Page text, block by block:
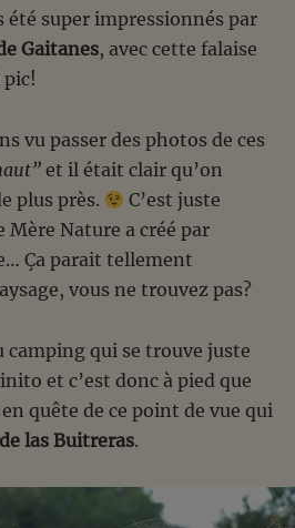
été super impressionnés par
Gaitanes, avec cette falaise
vu passer des photos de ces
et il était clair qu’on
plus près.
C’est juste
Mère Nature a créé par
Ça parait tellement
vous ne trouvez pas?
camping qui se trouve juste
et c’est donc à pied que
quête de ce point de vue qui
las Buitreras.